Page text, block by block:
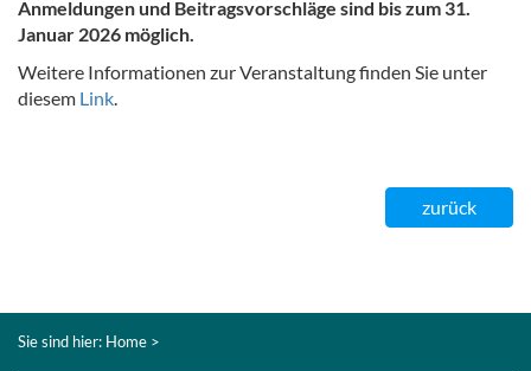
Anmeldungen und Beitragsvorschläge sind bis zum 31.
Januar 2026 möglich.
Weitere Informationen zur Veranstaltung finden Sie unter
diesem Link.
zurück
Sie sind hier: Home >